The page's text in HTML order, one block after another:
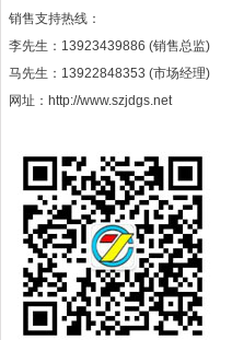
销售支持热线：
李先生：13923439886 (销售总监)
马先生：13922848353 (市场经理)
网址：http://www.szjdgs.net